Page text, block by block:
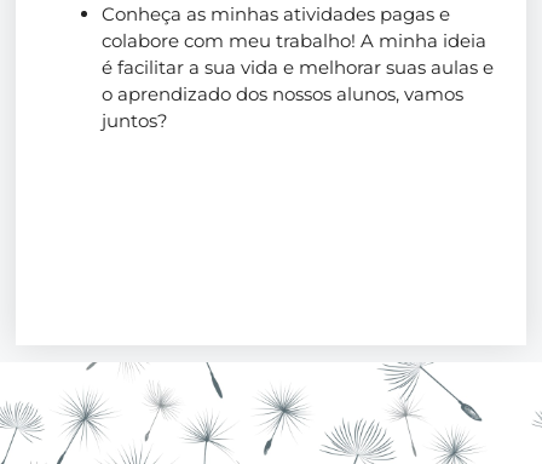
Conheça as minhas atividades pagas e
colabore com meu trabalho! A minha ideia
é facilitar a sua vida e melhorar suas aulas e
o aprendizado dos nossos alunos, vamos
juntos?